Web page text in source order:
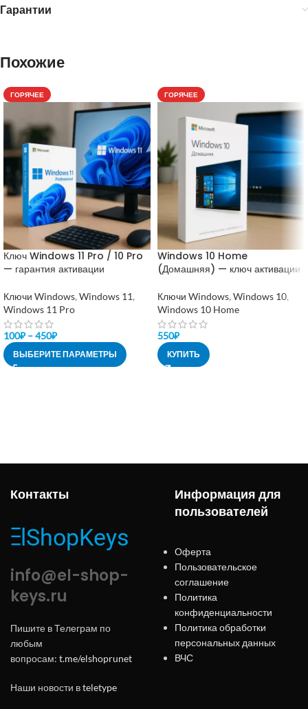
Гарантии
Похожие
ГОРЯЧЕЕ
Ключ Windows 11 Pro / 10 Pro
— гарантия активации
Ключи Windows, Windows 11,
Windows 11 Pro
100₽ –450₽
ВЫБЕРИТЕ ПАРАМЕТРЫ
ГОРЯЧЕЕ
Windows 10 Home
(Домашняя) — ключ активации
Ключи Windows, Windows 10,
Windows 10 Home
550₽
КУПИТЬ
Контакты
info@el-shop-
keys.ru
Пишите в Телеграм по
любым
вопросам: t.me/elshoprunet
Наши новости вteletype
Информация для
пользователей
Оферта
Пользовательское
соглашение
Политика
конфиденциальности
Политика обработки
персональных данных
ВЧС